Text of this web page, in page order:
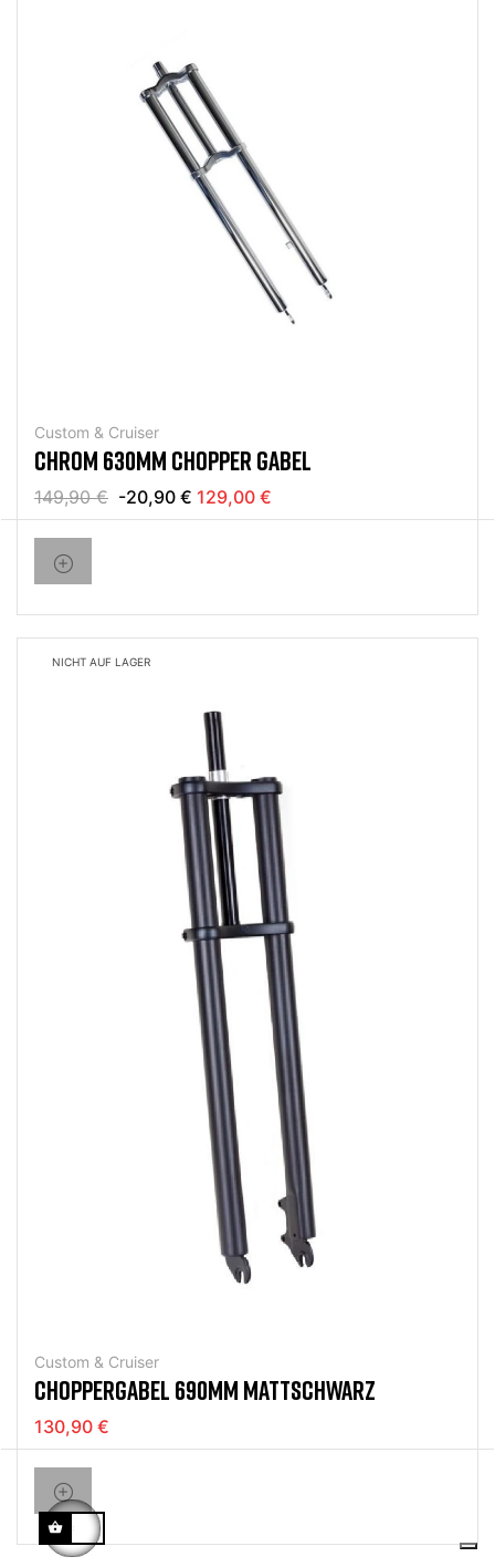
Custom & Cruiser
CHROM 630MM CHOPPER GABEL
149,90 € -20,90 € 129,00 €
NICHT AUF LAGER
Custom & Cruiser
CHOPPERGABEL 690MM MATTSCHWARZ
130,90 €